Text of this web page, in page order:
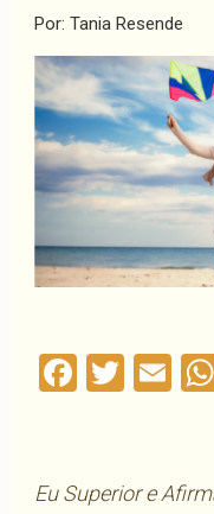
Por: Tania Resende
Eu Superior e